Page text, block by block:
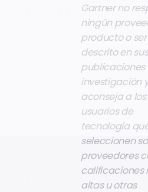
Gartner no
ningún
producto o
descrito en sus
publicaciones
investigación
aconseja a los
usuarios de
tecnología
seleccionen
proveedores
calificaciones
altas u otras